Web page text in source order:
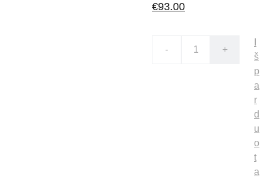
€93.00
- +
š
p
a
r
d
u
o
t
a